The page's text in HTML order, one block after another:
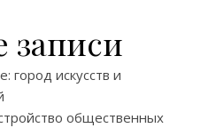
записи
город искусств и
общественных